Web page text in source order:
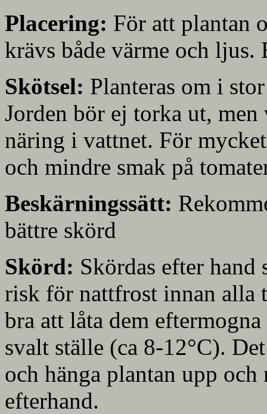
Placering: För att plantan
krävs både värme och ljus.
Skötsel: Planteras om i
Jorden bör ej torka ut,
näring i vattnet. För
och mindre smak på
Beskärningssätt:
bättre skörd
Skörd: Skördas efter hand
risk för nattfrost innan alla
bra att låta dem
svalt ställe (ca 8-12°C).
och hänga plantan upp
efterhand.